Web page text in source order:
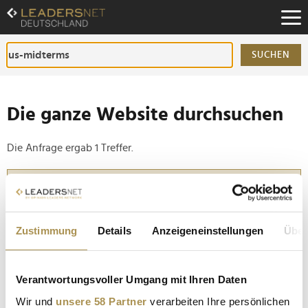
Zustimmung Details Anzeigeneinstellungen
Verantwortungsvoller Umgang mit Ihren Daten
Wir und unsere 58 Partner verarbeiten Ihre persönlichen
Zum
Inhalt
Zur
Fußzeilen-
Navigation
SUCHEN
Die ganze Website durchsuchen
Die Anfrage ergab 1 Treffer.
Tipp
Seiten suchen, die genau diese Wortgruppe enthalten:
Setzen Sie die gesuchten Wörter zwischen
Trump als auch den Demokraten gefährlich